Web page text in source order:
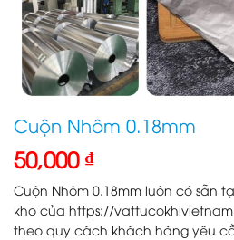
Cuộn Nhôm 0.18mm
50,000 ₫
Cuộn Nhôm 0.18mm luôn có sẵn
kho của https://
theo quy cách khách hàng yêu